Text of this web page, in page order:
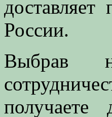
России.
Выбрав